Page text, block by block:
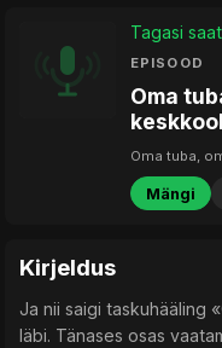
Tagasi
EPISOOD
Oma
Oma tuba,
Mängi
Kirjeldus
Ja nii saigi taskuhääling
läbi. Tänases osas